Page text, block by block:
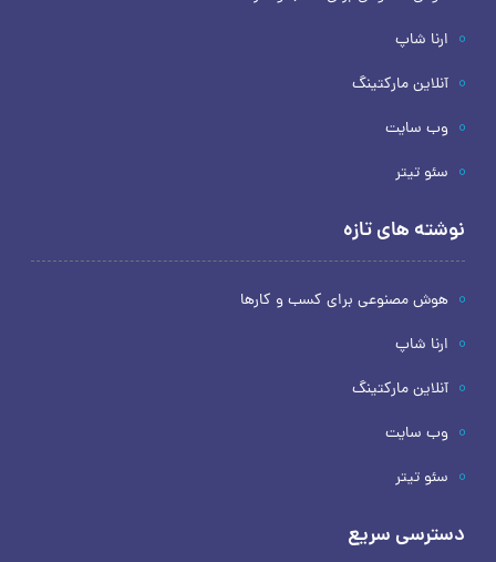
ارنا شاپ
آنلاین مارکتینگ
وب سایت
سئو تیتر
نوشته های تازه
هوش مصنوعی برای کسب و کارها
ارنا شاپ
آنلاین مارکتینگ
وب سایت
سئو تیتر
دسترسی سریع